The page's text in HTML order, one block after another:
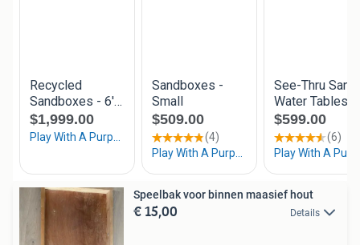
Speelbak voor binnen maasief hout
€ 15,00 Details